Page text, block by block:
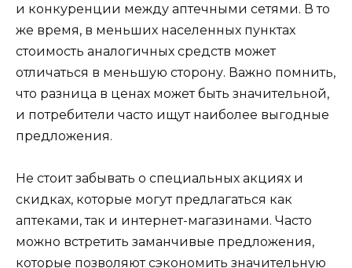
и конкуренции между аптечными сетями. В то
же время, в меньших населенных пунктах
стоимость аналогичных средств может
отличаться в меньшую сторону. Важно помнить,
что разница в ценах может быть значительной,
и потребители часто ищут наиболее выгодные
предложения.
Не стоит забывать о специальных акциях и
скидках, которые могут предлагаться как
аптеками, так и интернет-магазинами. Часто
можно встретить заманчивые предложения,
которые позволяют сэкономить значительную